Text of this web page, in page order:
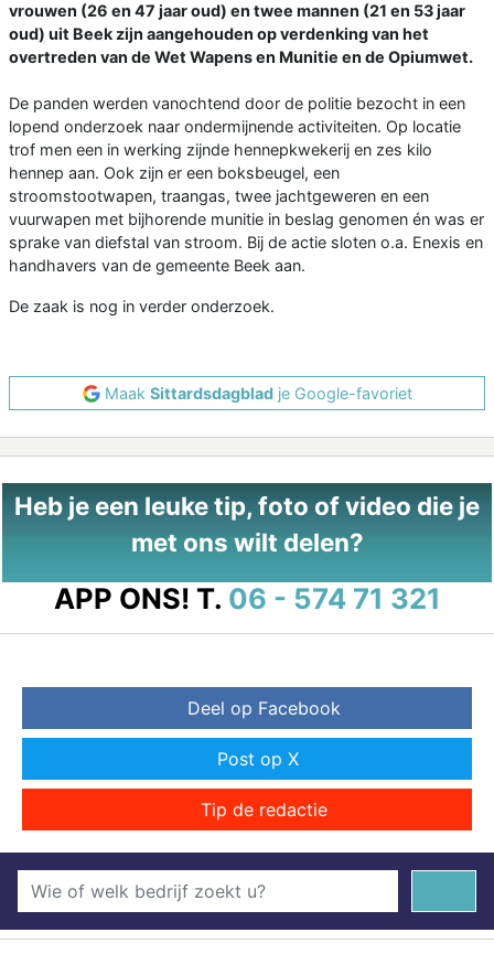
vrouwen (26 en 47 jaar oud) en twee mannen (21 en 53 jaar
oud) uit Beek zijn aangehouden op verdenking van het
overtreden van de Wet Wapens en Munitie en de Opiumwet.
De panden werden vanochtend door de politie bezocht in een
lopend onderzoek naar ondermijnende activiteiten. Op locatie
trof men een in werking zijnde hennepkwekerij en zes kilo
hennep aan. Ook zijn er een boksbeugel, een
stroomstootwapen, traangas, twee jachtgeweren en een
vuurwapen met bijhorende munitie in beslag genomen én was er
sprake van diefstal van stroom. Bij de actie sloten o.a. Enexis en
handhavers van de gemeente Beek aan.
De zaak is nog in verder onderzoek.
Maak Sittardsdagbladje Google-favoriet
Heb je een leuke tip, foto of video die je
met ons wilt delen?
APP ONS! T. 06 - 574 71 321
Deel op Facebook
Post op X
Tip de redactie